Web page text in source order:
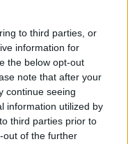
to third parties, or
information for
the below opt-out
note that after your
continue seeing
information utilized by
third parties prior to
out of the further
Radsportaktuell.de